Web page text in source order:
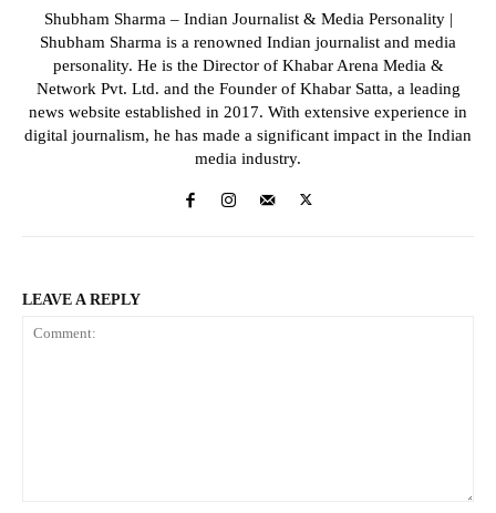
Shubham Sharma – Indian Journalist & Media Personality |
Shubham Sharma is a renowned Indian journalist and media
personality. He is the Director of Khabar Arena Media &
Network Pvt. Ltd. and the Founder of Khabar Satta, a leading
news website established in 2017. With extensive experience in
digital journalism, he has made a significant impact in the Indian
media industry.
LEAVE A REPLY